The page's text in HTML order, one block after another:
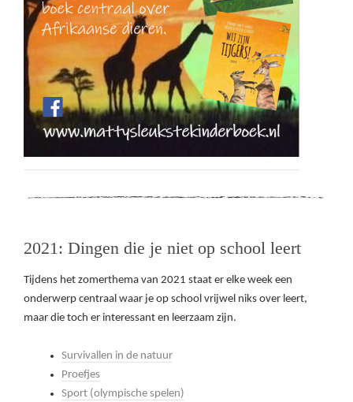
2021: Dingen die je niet op school leert
Tijdens het zomerthema van 2021 staat er elke week een
onderwerp centraal waar je op school vrijwel niks over leert,
maar die toch er interessant en leerzaam zijn.
Survivallen in de natuur
Proefjes
Sport (olympische spelen)